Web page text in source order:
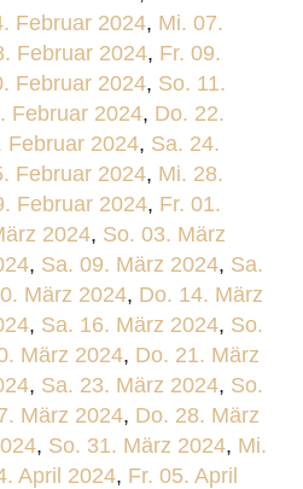
Februar 2024, Mi. 07.
Februar 2024, Fr. 09.
Februar 2024, So. 11.
Februar 2024, Do. 22.
Februar 2024, Sa. 24.
Februar 2024, Mi. 28.
Februar 2024, Fr. 01.
2024, So. 03. März
, Sa. 09. März 2024, Sa.
März 2024, Do. 14. März
, Sa. 16. März 2024, So.
März 2024, Do. 21. März
, Sa. 23. März 2024, So.
März 2024, Do. 28. März
, So. 31. März 2024, Mi.
April 2024, Fr. 05. April